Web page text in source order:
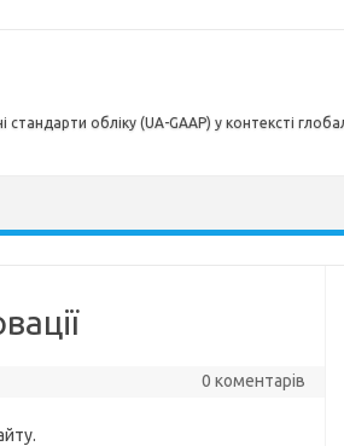
стандарти обліку (UA-GAAP) у контексті
0 коментарів